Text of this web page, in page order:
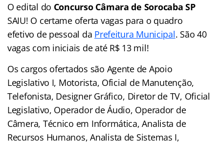
O edital do Concurso Câmara de Sorocaba SP
SAIU! O certame oferta vagas para o quadro
efetivo de pessoal da Prefeitura Municipal. São 40
vagas com iniciais de até R$ 13 mil!
Os cargos ofertados são Agente de Apoio
Legislativo I, Motorista, Oficial de Manutenção,
Telefonista, Designer Gráfico, Diretor de TV, Oficial
Legislativo, Operador de Áudio, Operador de
Câmera, Técnico em Informática, Analista de
Recursos Humanos, Analista de Sistemas I,